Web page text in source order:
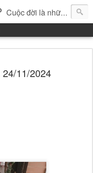
Cuộc đời là những vòng quay!
11/2024